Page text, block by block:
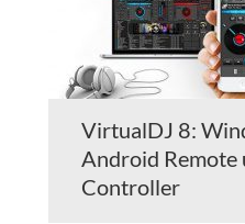
VirtualDJ 8:
Android Remote
Controller